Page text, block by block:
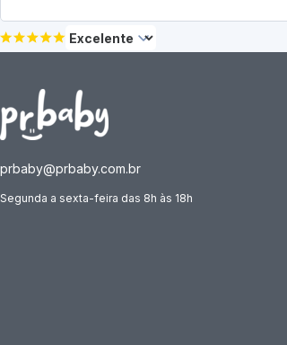
prbaby@prbaby.com.br
Segunda a sexta-feira das 8h às 18h